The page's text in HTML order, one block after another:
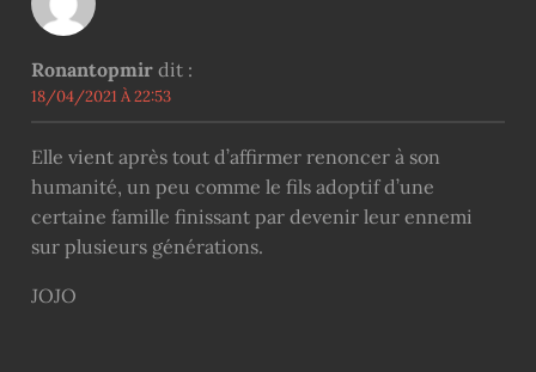
Ronantopmir dit :
18/04/2021 À 22:53
Elle vient après tout d’affirmer renoncer à son
humanité, un peu comme le fils adoptif d’une
certaine famille finissant par devenir leur ennemi
sur plusieurs générations.
JOJO